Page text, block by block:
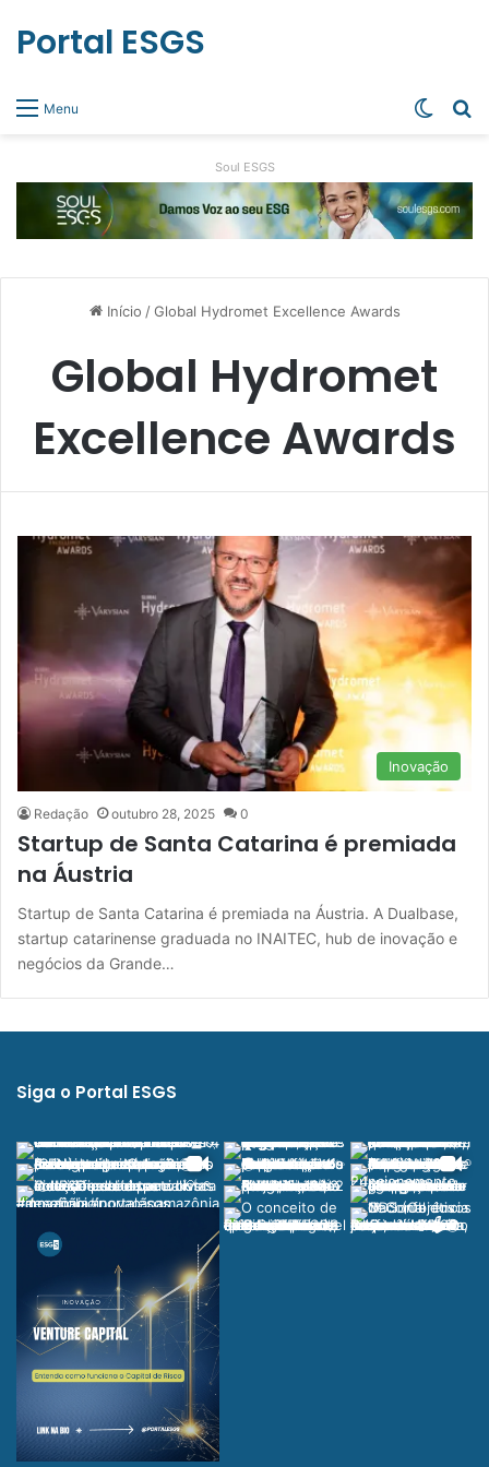
Menu
Portal ESGS
Soul ESGS
Início / Global Hydromet Excellence Awards
Global Hydromet
Excellence Awards
Inovação
Redação outubro 28, 2025 0
Startup de Santa Catarina é premiada
na Áustria
Startup de Santa Catarina é premiada na Áustria. A Dualbase,
startup catarinense graduada no INAITEC, hub de inovação e
negócios da Grande…
Siga o Portal ESGS